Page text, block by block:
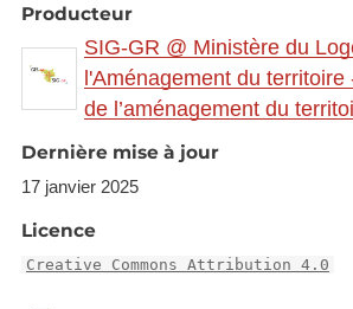
Link to interactive map:https://
gr.eu/theme/main?
Link to Geocatalog:
gr.eu/geonetwork/srv/eng/
Producteur
SIG-GR @ Ministère du
l'Aménagement du
de l’aménagement du
Dernière mise à jour
17 janvier 2025
Licence
Creative Commons Attribution 4.0